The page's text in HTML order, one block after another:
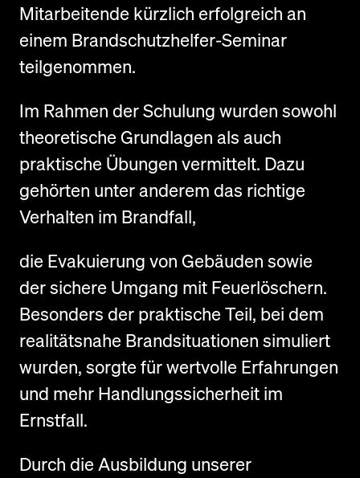
Mitarbeitende kürzlich erfolgreich an
einem Brandschutzhelfer-Seminar
teilgenommen.
Im Rahmen der Schulung wurden sowohl
theoretische Grundlagen als auch
praktische Übungen vermittelt. Dazu
gehörten unter anderem das richtige
Verhalten im Brandfall,
die Evakuierung von Gebäuden sowie
der sichere Umgang mit Feuerlöschern.
Besonders der praktische Teil, bei dem
realitätsnahe Brandsituationen simuliert
wurden, sorgte für wertvolle Erfahrungen
und mehr Handlungssicherheit im
Ernstfall.
Durch die Ausbildung unserer